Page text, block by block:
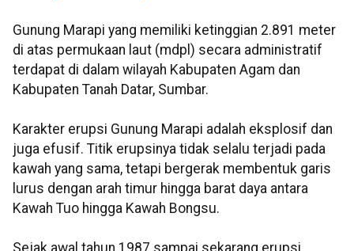
Gunung Marapi yang memiliki ketinggian 2.891 meter
di atas permukaan laut (mdpl) secara administratif
terdapat di dalam wilayah Kabupaten Agam dan
Kabupaten Tanah Datar, Sumbar.
Karakter erupsi Gunung Marapi adalah eksplosif dan
juga efusif. Titik erupsinya tidak selalu terjadi pada
kawah yang sama, tetapi bergerak membentuk garis
lurus dengan arah timur hingga barat daya antara
Kawah Tuo hingga Kawah Bongsu.